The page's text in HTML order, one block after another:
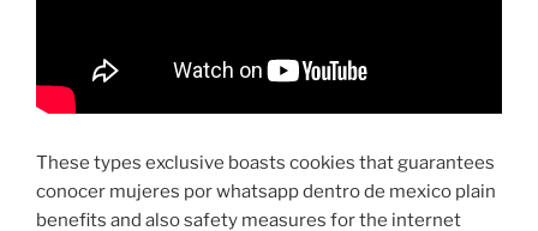
These types exclusive boasts cookies that guarantees
conocer mujeres por whatsapp dentro de mexico plain
benefits and also safety measures for the internet